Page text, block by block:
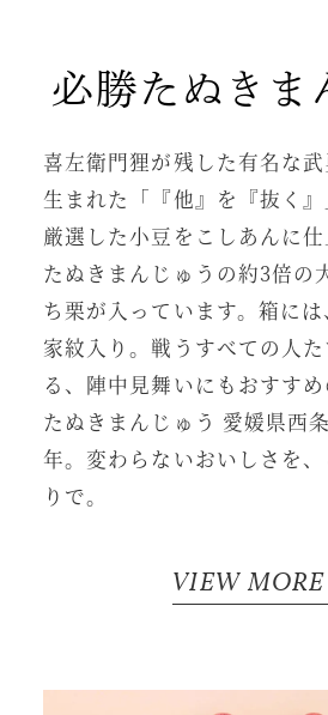
必勝たぬきま
喜左衛門狸が残した有名な
生まれた「『他』を『抜く』
厳選した小豆をこしあんに仕
たぬきまんじゅうの約3倍の
ち栗が入っています。箱に
家紋入り。戦うすべての人
る、陣中見舞いにもおすすめ
たぬきまんじゅう 愛媛県西
年。変わらないおいしさを
りで。
VIEW MORE